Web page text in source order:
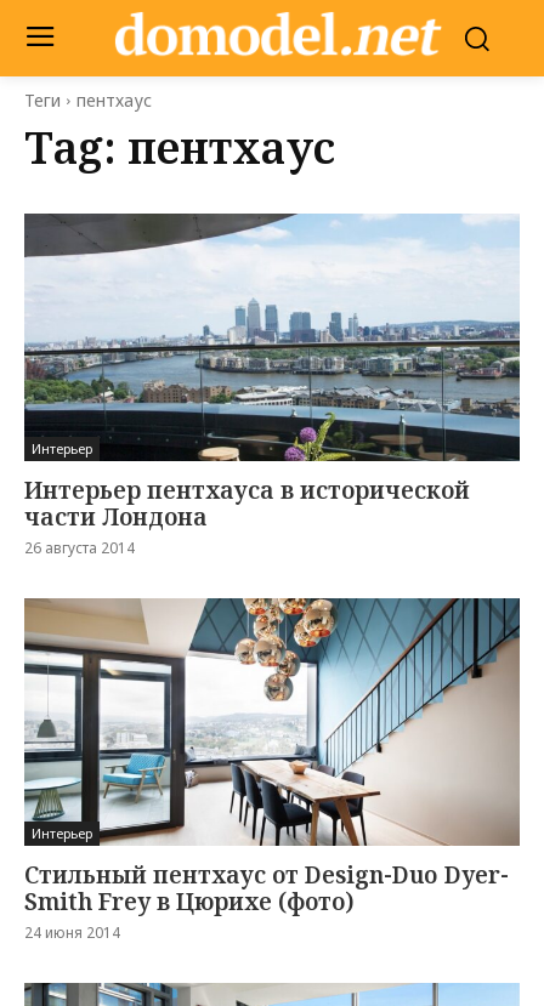
Теги пентхаус
Tag: пентхаус
Интерьер
Интерьер пентхауса в исторической
части Лондона
26 августа 2014
Интерьер
Стильный пентхаус от Design-Duo Dyer-
Smith Frey в Цюрихе (фото)
24 июня 2014